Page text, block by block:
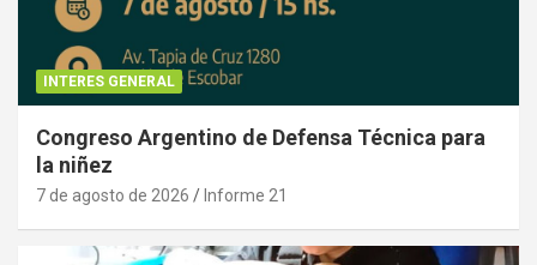
INTERES GENERAL
Congreso Argentino de Defensa Técnica para
la niñez
7 de agosto de 2026 Informe 21